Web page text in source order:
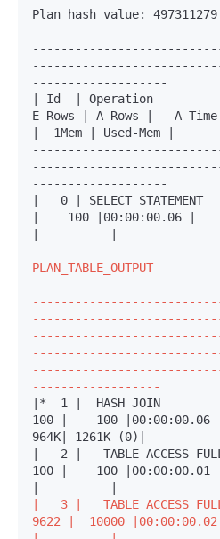
Plan hash value: 497311279
-------------------
| Id  | Operation
E-Rows | A-Rows |   A-
|  1Mem | Used-Mem |
-------------------
|   0 | SELECT
|    100 |00:00:00.06 |
PLAN_TABLE_OUTPUT
------------------
|*  1 |  HASH JOIN
100 |    100
964K| 1261K (0)|
|   2 |   TABLE ACCESS
100 |    100
|   3 |   TABLE ACCESS
9622 |  10000